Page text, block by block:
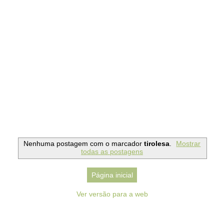
Nenhuma postagem com o marcador tirolesa.
Mostrar
todas as postagens
Página inicial
Ver versão para a web